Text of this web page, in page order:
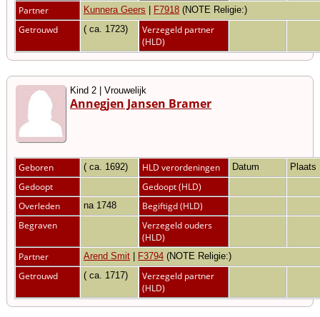
Partner
Kunnera Geers F7918 (NOTE Religie:)
Getrouwd ( ca. 1723)
Verzegeld partner
(HLD)
Kind 2 | Vrouwelijk
Annegjen Jansen Bramer
Geboren ( ca. 1692) HLD verordeningen Datum Plaats
Gedoopt
Gedoopt (HLD)
Overleden
na 1748
Begiftigd (HLD)
Begraven
Verzegeld ouders
(HLD)
Partner
Arend Smit F3794 (NOTE Religie:)
Getrouwd ( ca. 1717)
Verzegeld partner
(HLD)